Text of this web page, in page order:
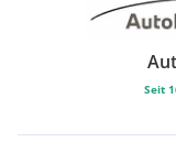
Seit